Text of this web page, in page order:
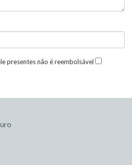
presentes não é reembolsável